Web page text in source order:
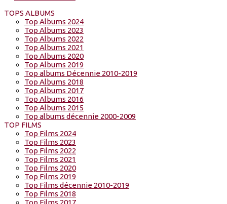
TOPS ALBUMS
Top Albums 2024
Top Albums 2023
Top Albums 2022
Top Albums 2021
Top Albums 2020
Top Albums 2019
Top albums Décennie 2010-2019
Top Albums 2018
Top Albums 2017
Top Albums 2016
Top Albums 2015
Top albums décennie 2000-2009
TOP FILMS
Top Films 2024
Top Films 2023
Top Films 2022
Top Films 2021
Top Films 2020
Top Films 2019
Top Films décennie 2010-2019
Top Films 2018